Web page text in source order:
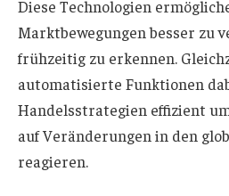
Diese Technologien
Marktbewegungen besser zu
frühzeitig zu erkennen.
automatisierte Funktionen
Handelsstrategien effizient
auf Veränderungen in den
reagieren.